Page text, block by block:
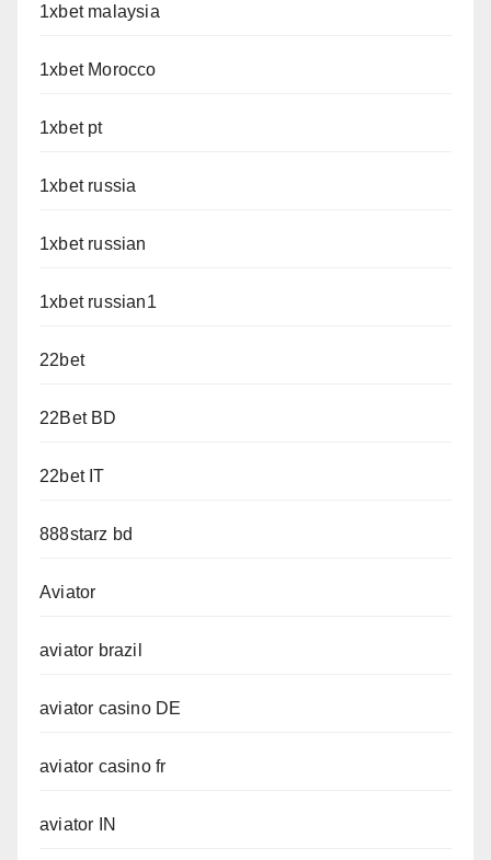
1xbet malaysia
1xbet Morocco
1xbet pt
1xbet russia
1xbet russian
1xbet russian1
22bet
22Bet BD
22bet IT
888starz bd
Aviator
aviator brazil
aviator casino DE
aviator casino fr
aviator IN